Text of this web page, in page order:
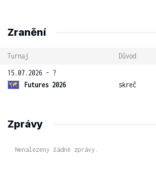
Zranění
Turnaj
Důvod
15.07.2026 - ?
Futures 2026
skreč
Zprávy
Nenalezeny žádné zprávy.